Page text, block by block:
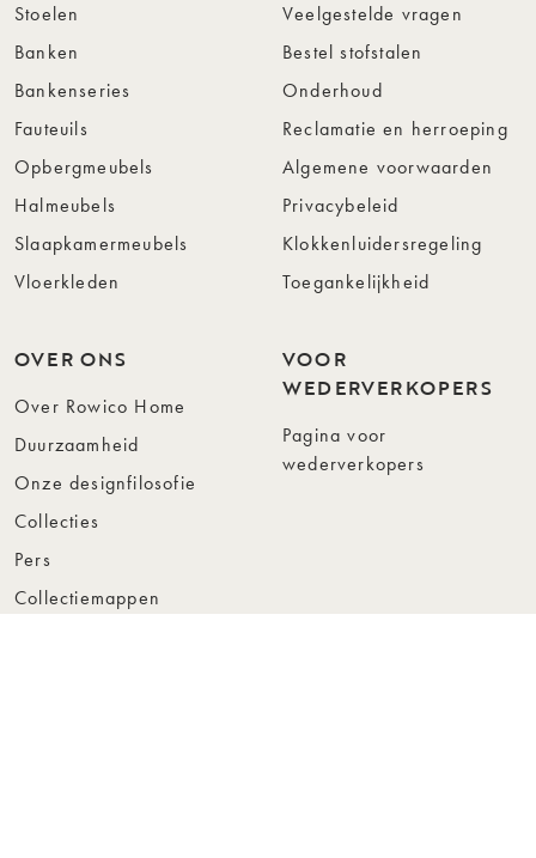
Stoelen
Banken
Bankenseries
Fauteuils
Opbergmeubels
Halmeubels
Slaapkamermeubels
Vloerkleden
Veelgestelde vragen
Bestel stofstalen
Onderhoud
Reclamatie en herroeping
Algemene voorwaarden
Privacybeleid
Klokkenluidersregeling
Toegankelijkheid
OVER ONS
Over Rowico Home
Duurzaamheid
Onze designfilosofie
Collecties
Pers
Collectiemappen
VOOR
WEDERVERKOPERS
Pagina voor
wederverkopers